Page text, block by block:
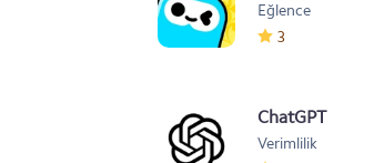
Eğlence
3
ChatGPT
Verimlilik